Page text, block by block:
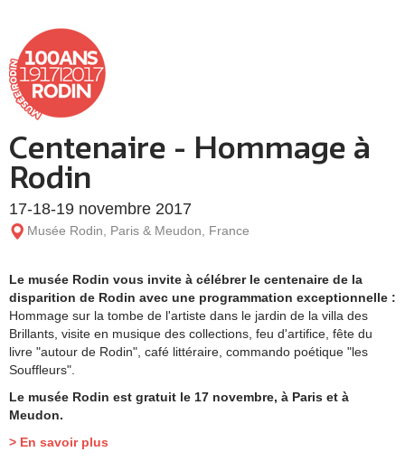
Centenaire - Hommage à
Rodin
17-18-19 novembre 2017
Musée Rodin, Paris & Meudon, France
Le musée Rodin vous invite à célébrer le centenaire de la
disparition de Rodin avec une programmation exceptionnelle :
Hommage sur la tombe de l'artiste dans le jardin de la villa des
Brillants, visite en musique des collections, feu d'artifice, fête du
livre "autour de Rodin", café littéraire, commando poétique "les
Souffleurs".
Le musée Rodin est gratuit le 17 novembre, à Paris et à
Meudon.
> En savoir plus